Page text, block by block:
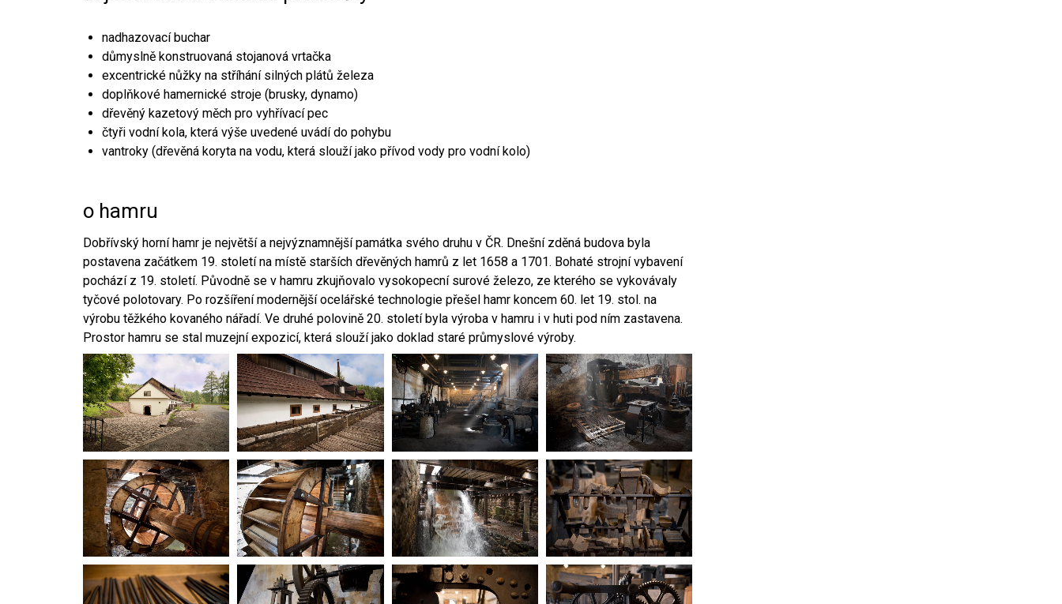
nadhazovací buchar
důmyslně konstruovaná stojanová vrtačka
excentrické nůžky na stříhání silných plátů železa
doplňkové hamernické stroje (brusky, dynamo)
dřevěný kazetový měch pro vyhřívací pec
čtyři vodní kola, která výše uvedené uvádí do pohybu
vantroky (dřevěná koryta na vodu, která slouží jako přívod vody pro vodní kolo)
o hamru
Dobřívský horní hamr je největší a nejvýznamnější památka svého druhu v ČR. Dnešní zděná budova byla
postavena začátkem 19. století na místě starších dřevěných hamrů z let 1658 a 1701. Bohaté strojní vybavení
pochází z 19. století. Původně se v hamru zkujňovalo vysokopecní surové železo, ze kterého se vykovávaly
tyčové polotovary. Po rozšíření modernější ocelářské technologie přešel hamr koncem 60. let 19. stol. na
výrobu těžkého kovaného nářadí. Ve druhé polovině 20. století byla výroba v hamru i v huti pod ním zastavena.
Prostor hamru se stal muzejní expozicí, která slouží jako doklad staré průmyslové výroby.